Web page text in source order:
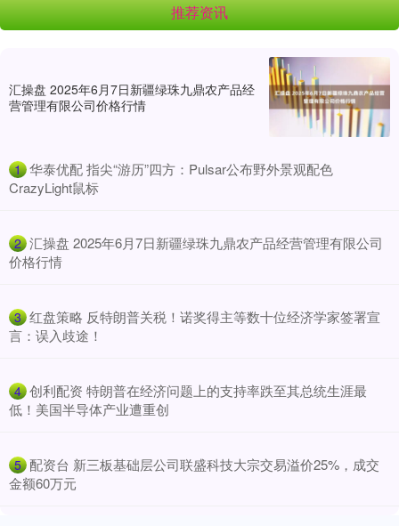
推荐资讯
汇操盘 2025年6月7日新疆绿珠九鼎农产品经
营管理有限公司价格行情
1 ​华泰优配 指尖“游历”四方：Pulsar公布野外景观配色
CrazyLight鼠标
2 ​汇操盘 2025年6月7日新疆绿珠九鼎农产品经营管理有限公司
价格行情
3 ​红盘策略 反特朗普关税！诺奖得主等数十位经济学家签署宣
言：误入歧途！
4 ​创利配资 特朗普在经济问题上的支持率跌至其总统生涯最
低！美国半导体产业遭重创
5 ​配资台 新三板基础层公司联盛科技大宗交易溢价25%，成交
金额60万元